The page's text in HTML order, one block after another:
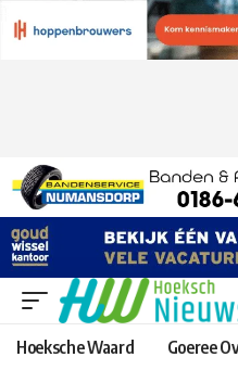
Hoeksche Waard Goeree